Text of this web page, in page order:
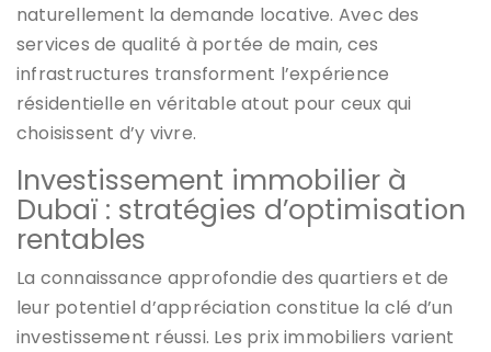
naturellement la demande locative. Avec des
services de qualité à portée de main, ces
infrastructures transforment l’expérience
résidentielle en véritable atout pour ceux qui
choisissent d’y vivre.
Investissement immobilier à
Dubaï : stratégies d’optimisation
rentables
La connaissance approfondie des quartiers et de
leur potentiel d’appréciation constitue la clé d’un
investissement réussi. Les prix immobiliers varient